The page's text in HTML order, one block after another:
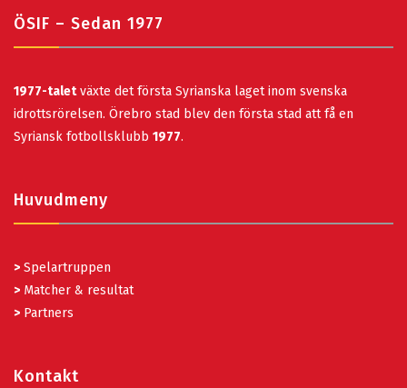
ÖSIF – Sedan 1977
1977-taletväxte det första Syrianska laget inom svenska
idrottsrörelsen. Örebro stad blev den första stad att få en
Syriansk fotbollsklubb 1977.
Huvudmeny
> Spelartruppen
> Matcher & resultat
> Partners
Kontakt